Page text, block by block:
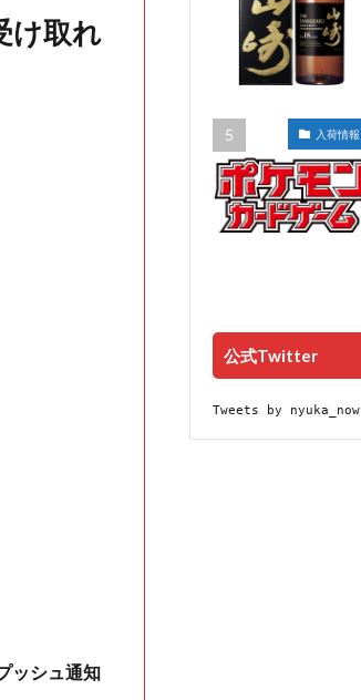
け取れ
ッシュ通知
入荷情報
公式Twitter
Tweets by nyuka_now